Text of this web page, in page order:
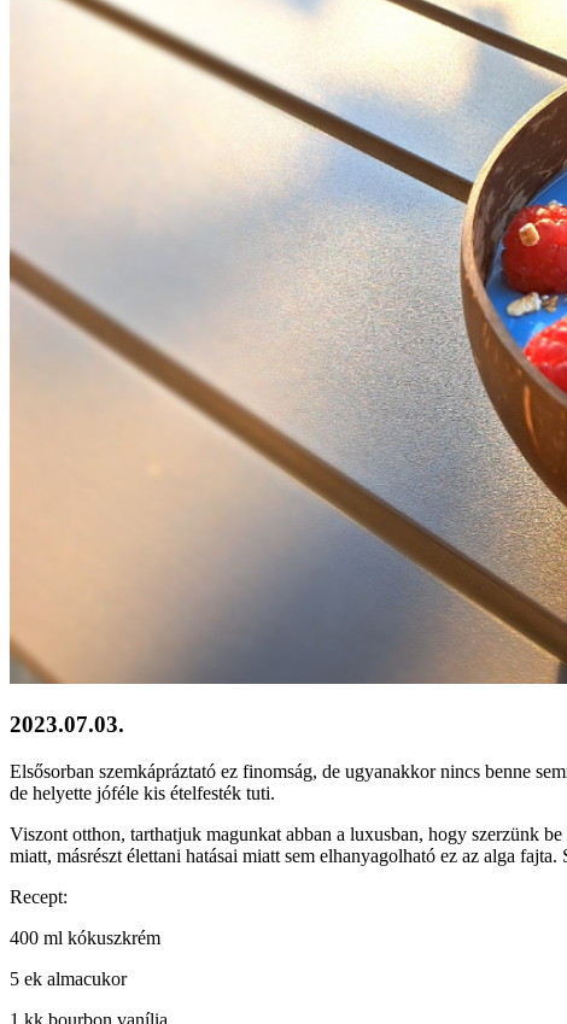
2023.07.03.
Elsősorban szemkápráztató ez finomság, de ugyanakkor nincs benne
de helyette jóféle kis ételfesték tuti.
Viszont otthon, tarthatjuk magunkat abban a luxusban, hogy szerzünk
miatt, másrészt élettani hatásai miatt sem elhanyagolható ez az alga
Recept:
400 ml kókuszkrém
5 ek almacukor
1 kk bourbon vanília